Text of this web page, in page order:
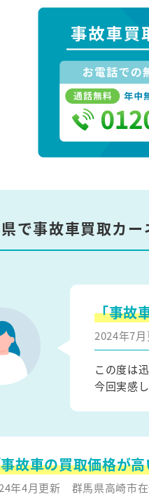
で事故車買取カ
「事故
2024年7
この度は
今回実感
故車の買取価格が
年4月更新 群馬県高崎市